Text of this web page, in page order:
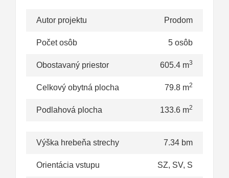
Autor projektu Prodom
Počet osôb 5 osôb
Obostavaný priestor 605.4 m3
Celkový obytná plocha 79.8 m2
Podlahová plocha 133.6 m2
Výška hrebeňa strechy 7.34 bm
Orientácia vstupu SZ, SV, S